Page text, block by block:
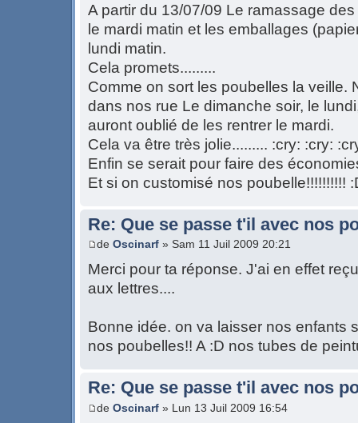
A partir du 13/07/09 Le ramassage
le mardi matin et les emballages
lundi matin.
Cela promets.........
Comme on sort les poubelles la veille.
dans nos rue Le dimanche soir, le
auront oublié de les rentrer le mardi.
Cela va être très jolie......... :cry: :cry:
Enfin se serait pour faire des
Et si on customisé nos poubelle!!!!!!!!!!
Re: Que se passe t'il avec nos
de Oscinarf » Sam 11 Juil 2009 20:21
Merci pour ta réponse. J'ai en effet
aux lettres....
Bonne idée. on va laisser nos enfants
nos poubelles!! A :D nos tubes de
Re: Que se passe t'il avec nos
de Oscinarf » Lun 13 Juil 2009 16:54